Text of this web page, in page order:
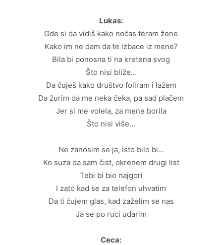
Lukas:
Gde si da vidiš kako noćas teram žene
Kako im ne dam da te izbace iz mene?
Bila bi ponosna ti na kretena svog
Što nisi bliže…
Da čuješ kako društvo foliram i lažem
Da žurim da me neka čeka, pa sad plačem
Jer si me volela, za mene borila
Što nisi više…
Ne zanosim se ja, isto bilo bi…
Ko suza da sam čist, okrenem drugi list
Tebi bi bio najgori
I zato kad se za telefon uhvatim
Da ti čujem glas, kad zaželim se nas
Ja se po ruci udarim
Ceca: